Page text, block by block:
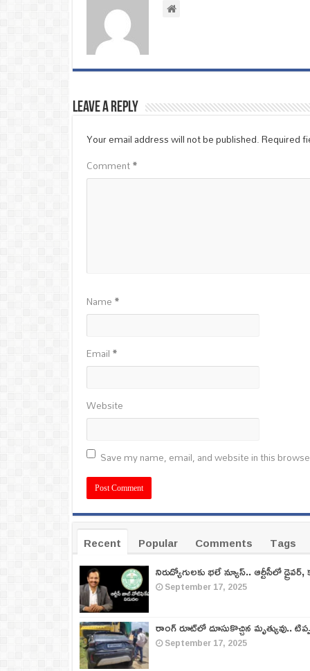
Leave a Reply
Your email address will not be published.Required
Comment*
Name*
Email*
Website
Save my name, email, and website in this
Recent Popular Comments
Tags
నిరుద్యోగులకు భలే న్యూస్.. ఆర్టీసీలో
September 17, 2025
రాంగ్ రూట్‌లో దూసుకొచ్చిన మృత్యువు..
September 17, 2025